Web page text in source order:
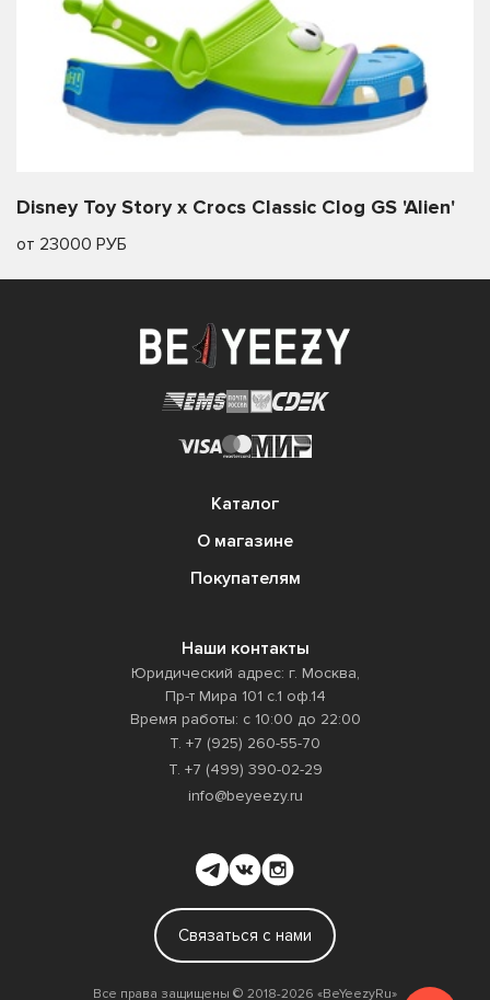
Disney Toy Story x Crocs Classic Clog GS 'Alien'
от 23000 РУБ
Каталог
О магазине
Покупателям
Наши контакты
Юридический адрес: г. Москва,
Пр-т Мира 101 с.1 оф.14
Время работы: с 10:00 до 22:00
Т. +7 (925) 260-55-70
Т. +7 (499) 390-02-29
info@beyeezy.ru
Связаться с нами
Все права защищены ©️ 2018-2026 «BeYeezyRu»